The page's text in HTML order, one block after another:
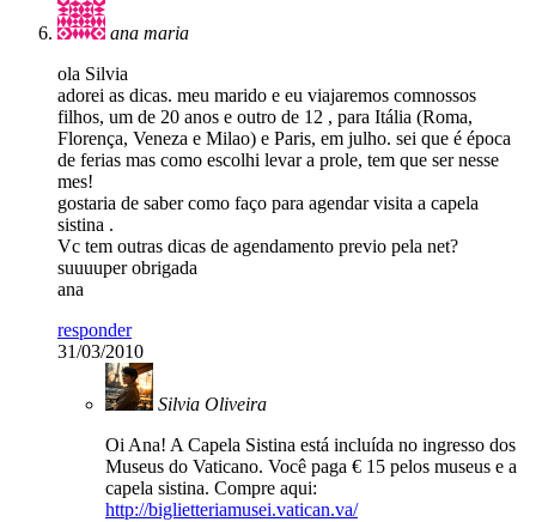
ana maria
ola Silvia
adorei as dicas. meu marido e eu viajaremos comnossos
filhos, um de 20 anos e outro de 12 , para Itália (Roma,
Florença, Veneza e Milao) e Paris, em julho. sei que é época
de ferias mas como escolhi levar a prole, tem que ser nesse
mes!
gostaria de saber como faço para agendar visita a capela
sistina .
Vc tem outras dicas de agendamento previo pela net?
suuuuper obrigada
ana
responder
31/03/2010
Silvia Oliveira
Oi Ana! A Capela Sistina está incluída no ingresso dos
Museus do Vaticano. Você paga € 15 pelos museus e a
capela sistina. Compre aqui:
http://biglietteriamusei.vatican.va/